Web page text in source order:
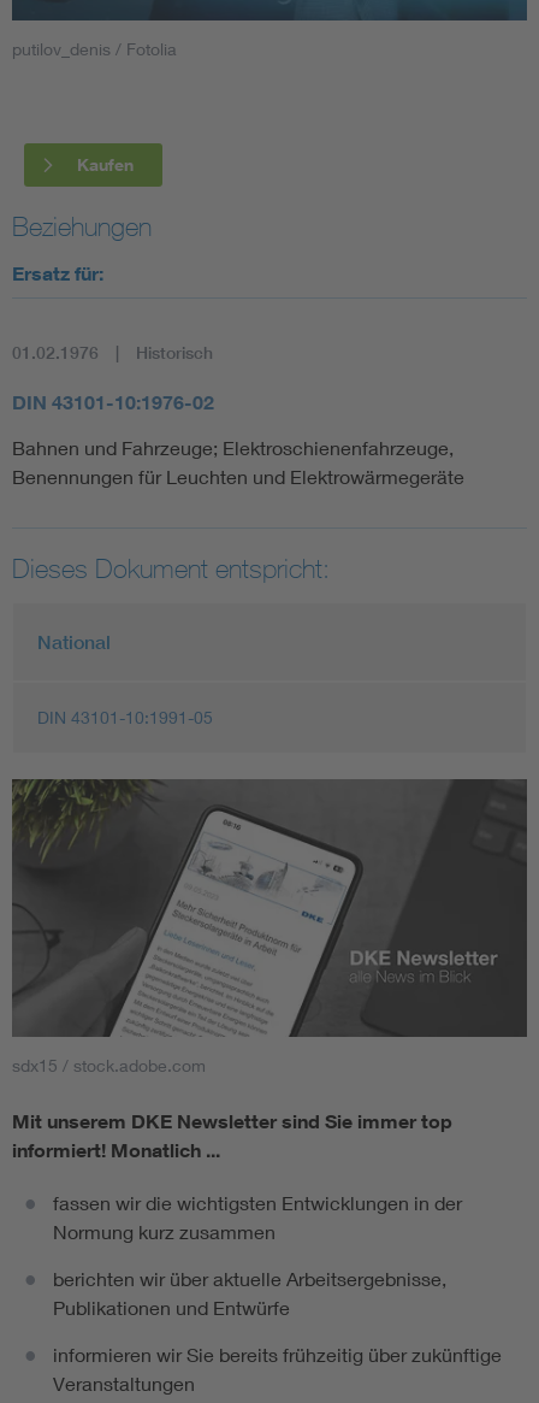
Smart Cities
Blitzschutz: DIN EN 62305 in der Übersicht
Circular Economy für mehr Ressourceneffizienz
Elektrofachkraft (EFK)
putilov_denis / Fotolia
Kaufen
Beziehungen
Ersatz für:
01.02.1976 Historisch
DIN 43101-10:1976-02
Bahnen und Fahrzeuge; Elektroschienenfahrzeuge,
Benennungen für Leuchten und Elektrowärmegeräte
Dieses Dokument entspricht:
National
DIN 43101-10:1991-05
sdx15 / stock.adobe.com
Mit unserem DKE Newsletter sind Sie immer top
informiert! Monatlich ...
fassen wir die wichtigsten Entwicklungen in der
Normung kurz zusammen
berichten wir über aktuelle Arbeitsergebnisse,
Publikationen und Entwürfe
informieren wir Sie bereits frühzeitig über zukünftige
Veranstaltungen